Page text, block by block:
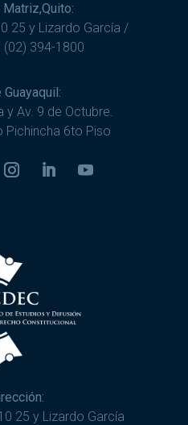
Matriz,Quito:
25 y Lizardo García /
(02) 394-1800
Guayaquil:
y Av. 9 de Octubre.
Pichincha 6to Piso
25 y Lizardo García